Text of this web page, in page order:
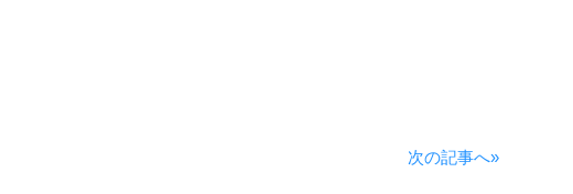
次の記事へ»